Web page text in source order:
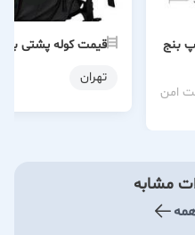
بنج
امن
قیمت کوله پشتی بنج
تهران
مشابه